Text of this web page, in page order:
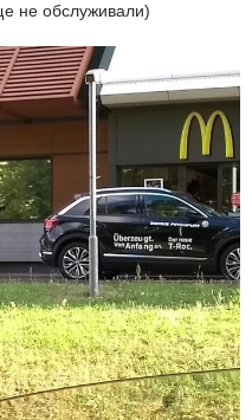
не обслуживали)